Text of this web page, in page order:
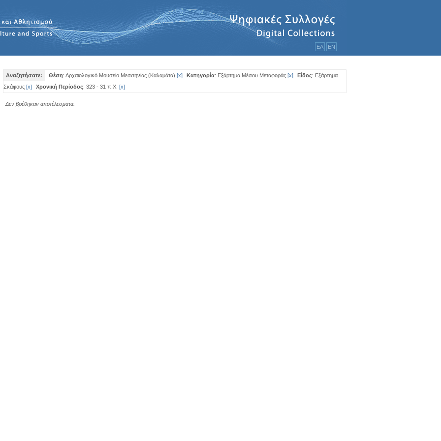
ΕΛ ΕΝ
Αναζητήσατε: Θέση: Αρχαιολογικό Μουσείο Μεσσηνίας (Καλαμάτα) [x] Κατηγορία: Εξάρτημα Μέσου Μεταφοράς [x] Είδος: Εξάρτημα
Σκάφους [x] Χρονική Περίοδος: 323 - 31 π.Χ. [x]
Δεν βρέθηκαν αποτέλεσματα.